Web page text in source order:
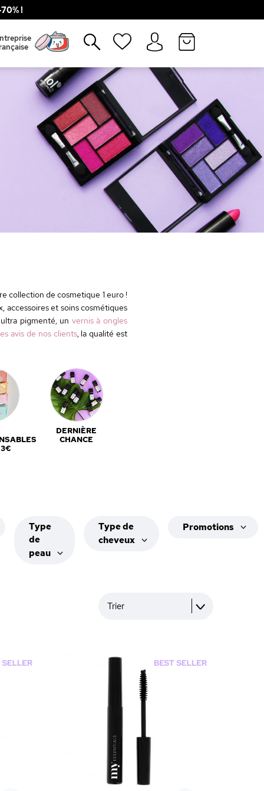
!
collection de cosmetique 1 euro !
accessoires et soins cosmétiques
pigmenté, un vernis à ongles
avis de nos clients, la qualité est
DERNIÈRE
CHANCE
Type
de
peau
Type de
cheveux
Promotions
Trier